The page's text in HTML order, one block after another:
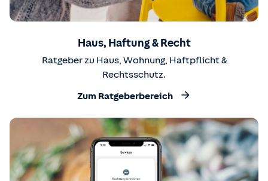
Haus, Haftung & Recht
Ratgeber zu Haus, Wohnung, Haftpflicht &
Rechtsschutz.
Zum Ratgeberbereich